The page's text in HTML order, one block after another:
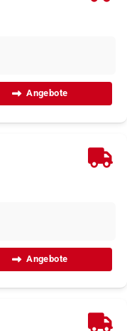
Angebote
Angebote